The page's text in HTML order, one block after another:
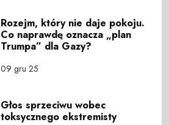
Rozejm, który nie daje pokoju.
Co naprawdę oznacza „plan
Trumpa” dla Gazy?
09 gru 25
Głos sprzeciwu wobec
toksycznego ekstremisty